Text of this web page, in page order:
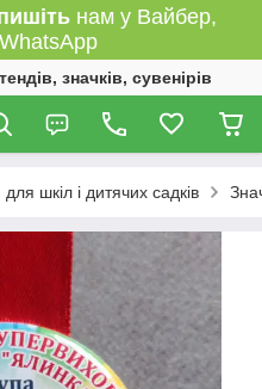
нам у Вайбер,
значків, сувенірів
шкіл і дитячих садків